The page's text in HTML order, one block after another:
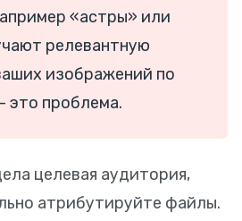
«астры» или
релевантную
изображений по
это проблема.
целевая аудитория,
атрибутируйте файлы.